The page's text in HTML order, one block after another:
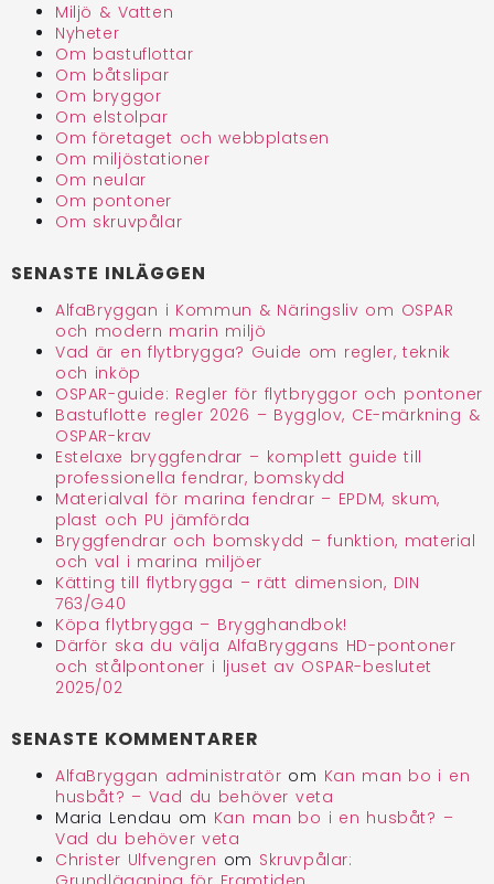
Miljö & Vatten
Nyheter
Om bastuflottar
Om båtslipar
Om bryggor
Om elstolpar
Om företaget och webbplatsen
Om miljöstationer
Om neular
Om pontoner
Om skruvpålar
SENASTE INLÄGGEN
AlfaBryggan i Kommun & Näringsliv om OSPAR
och modern marin miljö
Vad är en flytbrygga? Guide om regler, teknik
och inköp
OSPAR-guide: Regler för flytbryggor och pontoner
Bastuflotte regler 2026 – Bygglov, CE-märkning &
OSPAR-krav
Estelaxe bryggfendrar – komplett guide till
professionella fendrar, bomskydd
Materialval för marina fendrar – EPDM, skum,
plast och PU jämförda
Bryggfendrar och bomskydd – funktion, material
och val i marina miljöer
Kätting till flytbrygga – rätt dimension, DIN
763/G40
Köpa flytbrygga – Brygghandbok!
Därför ska du välja AlfaBryggans HD-pontoner
och stålpontoner i ljuset av OSPAR-beslutet
2025/02
SENASTE KOMMENTARER
AlfaBryggan administratör om Kan man bo i en
husbåt? – Vad du behöver veta
Maria Lendau om Kan man bo i en husbåt? –
Vad du behöver veta
Christer Ulfvengren om Skruvpålar: